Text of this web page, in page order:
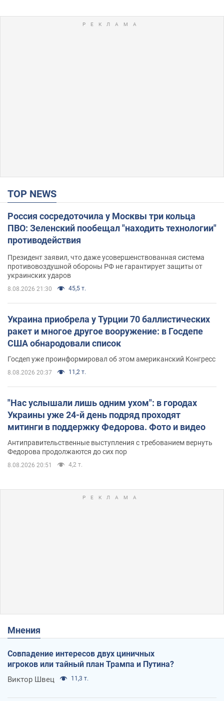
TOP NEWS
Россия сосредоточила у Москвы три кольца
ПВО: Зеленский пообещал "находить технологии"
противодействия
Президент заявил, что даже усовершенствованная система
противовоздушной обороны РФ не гарантирует защиты от
украинских ударов
8.08.2026 21:30 45,5 т.
Украина приобрела у Турции 70 баллистических
ракет и многое другое вооружение: в Госдепе
США обнародовали список
Госдеп уже проинформировал об этом американский Конгресс
8.08.2026 20:37 11,2 т.
"Нас услышали лишь одним ухом": в городах
Украины уже 24-й день подряд проходят
митинги в поддержку Федорова. Фото и видео
Антиправительственные выступления с требованием вернуть
Федорова продолжаются до сих пор
8.08.2026 20:51 4,2 т.
Мнения
Совпадение интересов двух циничных
игроков или тайный план Трампа и Путина?
Виктор Швец 11,3 т.